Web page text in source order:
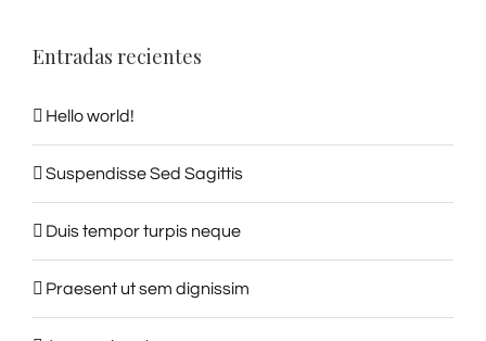
Entradas recientes
Hello world!
Suspendisse Sed Sagittis
Duis tempor turpis neque
Praesent ut sem dignissim